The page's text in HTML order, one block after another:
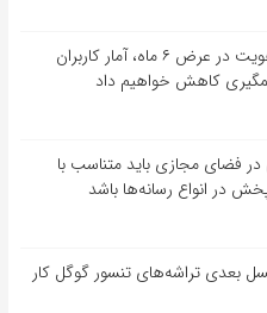
دیوار: با سیستم تایید هویت در عرض ۶ ماه، آمار کاربران
کاهش خواهیم داد
در فضای مجازی باید متناسب با
در انواع رسانه‌ها باشد
بعدی تراشه‌های تنسور گوگل کار